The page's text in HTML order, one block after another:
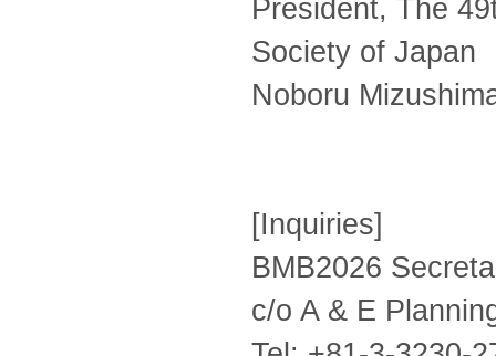
President, The
Society of Japan
Noboru
[Inquiries]
BMB2026
c/o A & E